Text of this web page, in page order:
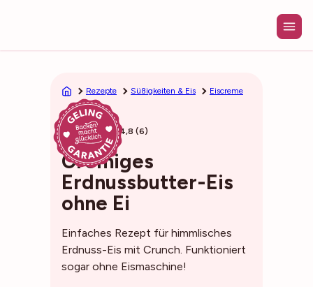
Rezepte Süßigkeiten & Eis Eiscreme
10min 4,8 (6)
Cremiges
Erdnussbutter-Eis
ohne Ei
Einfaches Rezept für himmlisches
Erdnuss-Eis mit Crunch. Funktioniert
sogar ohne Eismaschine!